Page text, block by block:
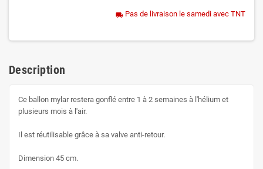
local_shipping Pas de livraison le samedi avec TNT
Description
Ce ballon mylar restera gonflé entre 1 à 2 semaines à l'hélium et
plusieurs mois à l'air.
Il est réutilisable grâce à sa valve anti-retour.
Dimension 45 cm.